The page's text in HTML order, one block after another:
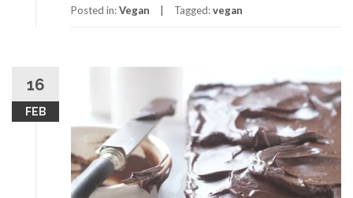
Posted in:Vegan Tagged:vegan
16
FEB